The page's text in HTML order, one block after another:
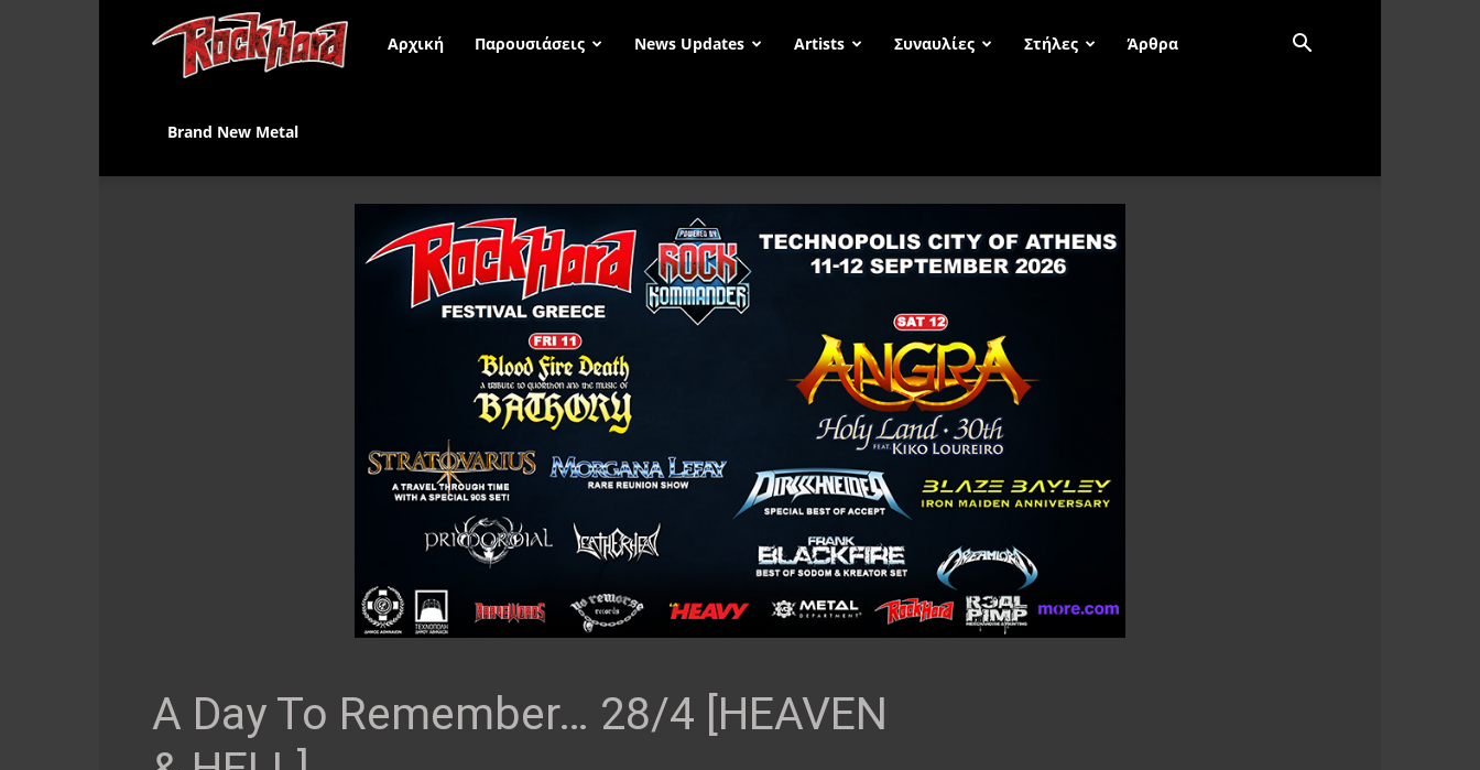
Rock
Αρχική Παρουσιάσεις News Updates Artists Συναυλίες Στήλες Άρθρα
Brand New Metal
A Day To Remember… 28/4 [HEAVEN